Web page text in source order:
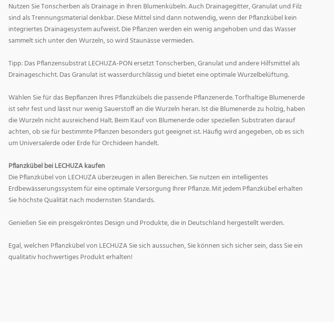
Nutzen Sie Tonscherben als Drainage in Ihren Blumenkübeln. Auch Drainagegitter, Granulat und Filz
sind als Trennungsmaterial denkbar. Diese Mittel sind dann notwendig, wenn der Pflanzkübel kein
integriertes Drainagesystem aufweist. Die Pflanzen werden ein wenig angehoben und das Wasser
sammelt sich unter den Wurzeln, so wird Staunässe vermieden.
Tipp: Das Pflanzensubstrat LECHUZA-PON ersetzt Tonscherben, Granulat und andere Hilfsmittel als
Drainageschicht. Das Granulat ist wasserdurchlässig und bietet eine optimale Wurzelbelüftung.
Wählen Sie für das Bepflanzen Ihres Pflanzkübels die passende Pflanzenerde. Torfhaltige Blumenerde
ist sehr fest und lässt nur wenig Sauerstoff an die Wurzeln heran. Ist die Blumenerde zu holzig, haben
die Wurzeln nicht ausreichend Halt. Beim Kauf von Blumenerde oder speziellen Substraten darauf
achten, ob sie für bestimmte Pflanzen besonders gut geeignet ist. Häufig wird angegeben, ob es sich
um Universalerde oder Erde für Orchideen handelt.
Pflanzkübel bei LECHUZA kaufen
Die Pflanzkübel von LECHUZA überzeugen in allen Bereichen. Sie nutzen ein intelligentes
Erdbewässerungssystem für eine optimale Versorgung Ihrer Pflanze. Mit jedem Pflanzkübel erhalten
Sie höchste Qualität nach modernsten Standards.
Genießen Sie ein preisgekröntes Design und Produkte, die in Deutschland hergestellt werden.
Egal, welchen Pflanzkübel von LECHUZA Sie sich aussuchen, Sie können sich sicher sein, dass Sie ein
qualitativ hochwertiges Produkt erhalten!